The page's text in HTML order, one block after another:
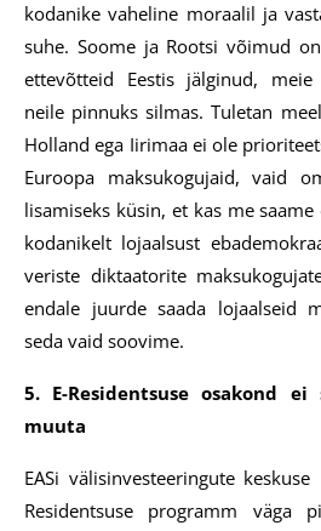
kodanike vaheline moraalil ja
suhe. Soome ja Rootsi võimud
ettevõtteid Eestis jälginud,
neile pinnuks silmas. Tuletan
Holland ega Iirimaa ei ole
Euroopa maksukogujaid, vaid
lisamiseks küsin, et kas me
kodanikelt lojaalsust
veriste diktaatorite
endale juurde saada lojaalseid
seda vaid soovime.
5. E-Residentsuse osakond
muuta
EASi välisinvesteeringute
Residentsuse programm väga